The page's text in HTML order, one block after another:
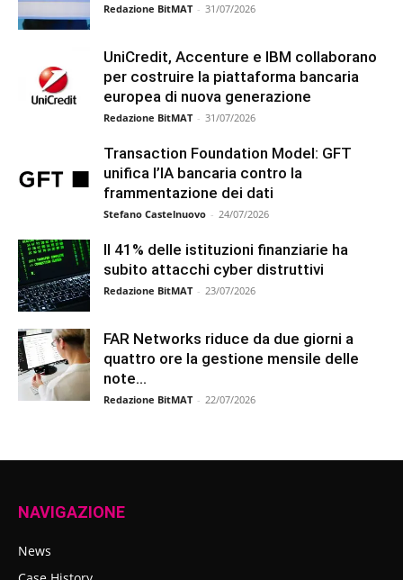
Redazione BitMAT - 31/07/2026
UniCredit, Accenture e IBM collaborano
per costruire la piattaforma bancaria
europea di nuova generazione
Redazione BitMAT - 31/07/2026
Transaction Foundation Model: GFT
unifica l’IA bancaria contro la
frammentazione dei dati
Stefano Castelnuovo - 24/07/2026
Il 41% delle istituzioni finanziarie ha
subito attacchi cyber distruttivi
Redazione BitMAT - 23/07/2026
FAR Networks riduce da due giorni a
quattro ore la gestione mensile delle
note...
Redazione BitMAT - 22/07/2026
NAVIGAZIONE
News